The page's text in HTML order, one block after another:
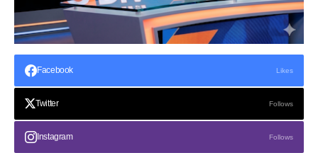
Facebook Likes
Twitter Follows
Instagram Follows